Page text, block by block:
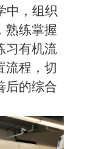
中，组织
熟练掌握
习有机流
流程，切
后的综合